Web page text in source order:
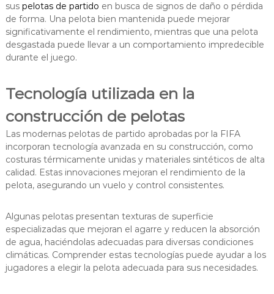
sus pelotas de partido en busca de signos de daño o pérdida
de forma. Una pelota bien mantenida puede mejorar
significativamente el rendimiento, mientras que una pelota
desgastada puede llevar a un comportamiento impredecible
durante el juego.
Tecnología utilizada en la
construcción de pelotas
Las modernas pelotas de partido aprobadas por la FIFA
incorporan tecnología avanzada en su construcción, como
costuras térmicamente unidas y materiales sintéticos de alta
calidad. Estas innovaciones mejoran el rendimiento de la
pelota, asegurando un vuelo y control consistentes.
Algunas pelotas presentan texturas de superficie
especializadas que mejoran el agarre y reducen la absorción
de agua, haciéndolas adecuadas para diversas condiciones
climáticas. Comprender estas tecnologías puede ayudar a los
jugadores a elegir la pelota adecuada para sus necesidades.